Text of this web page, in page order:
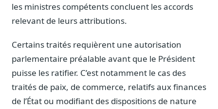
Fédérations & plaidoyer
Préparez vos interventions et amendements
Journalistes
Veille en temps réel, embeds pour vos contenus
Chercheurs
Données exhaustives pour vos travaux académiques
les ministres compétents concluent les accords
relevant de leurs attributions.
Certains traités requièrent une autorisation
parlementaire préalable avant que le Président
puisse les ratifier. C’est notamment le cas des
traités de paix, de commerce, relatifs aux finances
de l’État ou modifiant des dispositions de nature